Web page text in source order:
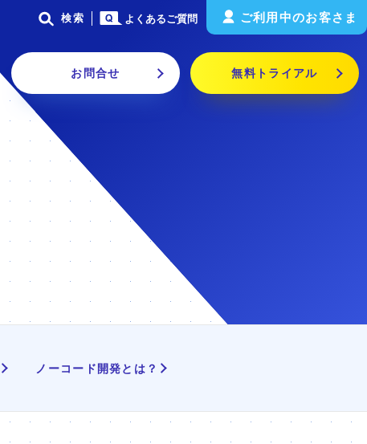
検索 よくあるご質問 ご利用中のお客さま
お問合せ 無料トライアル
ノーコード開発とは？